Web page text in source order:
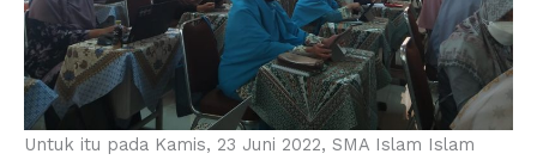
Untuk itu pada Kamis, 23 Juni 2022, SMA Islam Islam